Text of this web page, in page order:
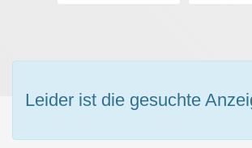
Leider ist die gesuchte